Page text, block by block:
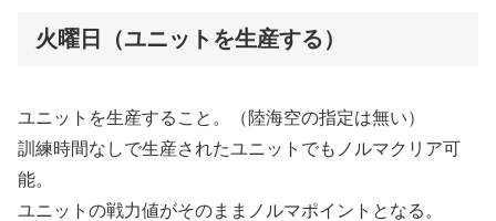
火曜日（ユニットを生産する）
ユニットを生産すること。（陸海空の指定は無い）
訓練時間なしで生産されたユニットでもノルマクリア可
能。
ユニットの戦力値がそのままノルマポイントとなる。